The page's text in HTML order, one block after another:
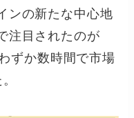
ンの新たな中心地
注目されたのが
ずか数時間で市場